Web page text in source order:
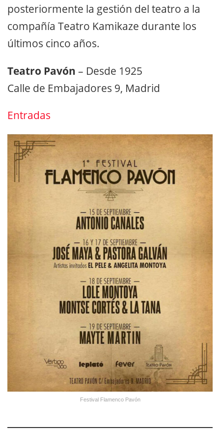
posteriormente la gestión del teatro a la
compañía Teatro Kamikaze durante los
últimos cinco años.
Teatro Pavón – Desde 1925
Calle de Embajadores 9, Madrid
Entradas
Festival Flamenco Pavón